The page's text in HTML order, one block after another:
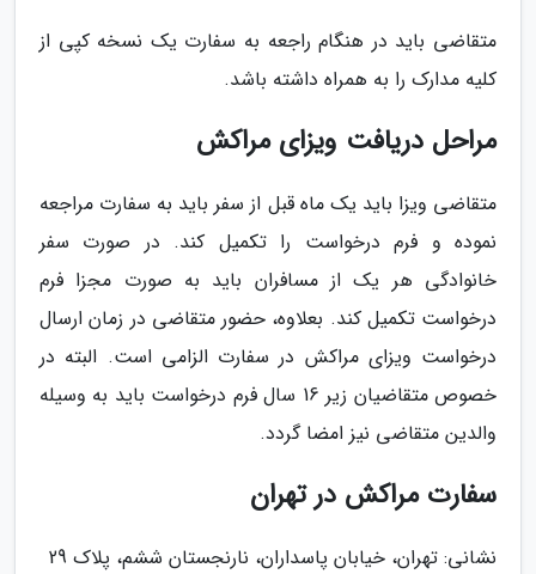
متقاضی باید در هنگام راجعه به سفارت یک نسخه کپی از
کلیه مدارک را به همراه داشته باشد.
مراحل دریافت ویزای مراکش
متقاضی ویزا باید یک ماه قبل از سفر باید به سفارت مراجعه
نموده و فرم درخواست را تکمیل کند. در صورت سفر
خانوادگی هر یک از مسافران باید به صورت مجزا فرم
درخواست تکمیل کند. بعلاوه، حضور متقاضی در زمان ارسال
درخواست ویزای مراکش در سفارت الزامی است. البته در
خصوص متقاضیان زیر 16 سال فرم درخواست باید به وسیله
والدین متقاضی نیز امضا گردد.
سفارت مراکش در تهران
نشانی: تهران، خیابان پاسداران، نارنجستان ششم، پلاک 29